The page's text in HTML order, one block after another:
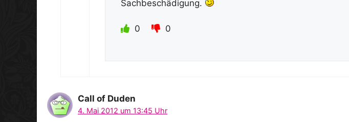
Sachbeschädigung.
0 0
Call of Duden
4. Mai 2012 um 13:45 Uhr